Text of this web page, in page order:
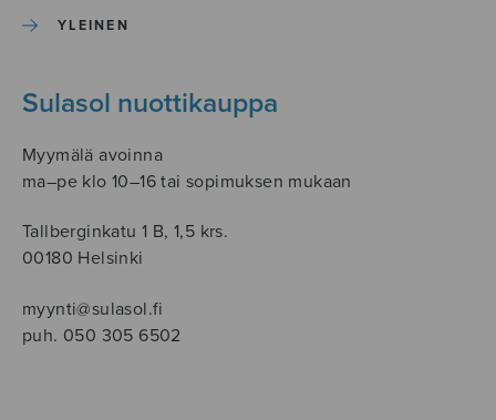
YLEINEN
Sulasol nuottikauppa
Myymälä avoinna
ma–pe klo 10–16 tai sopimuksen mukaan
Tallberginkatu 1 B, 1,5 krs.
00180 Helsinki
myynti@sulasol.fi
puh. 050 305 6502